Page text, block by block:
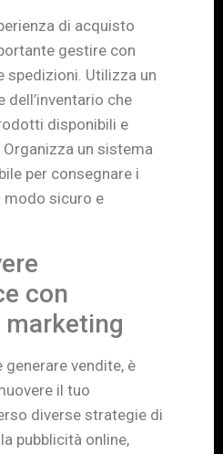
di acquisto
gestire con
spedizioni. Utilizza un
che
disponibili e
un sistema
per consegnare i
sicuro e
con
vendite, è
il tuo
diverse strategie di
pubblicità online,